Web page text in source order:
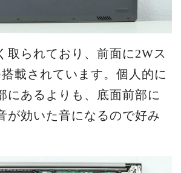
取られており、前面に2Wス
載されています。個人的に
にあるよりも、底面前部に
が効いた音になるので好み